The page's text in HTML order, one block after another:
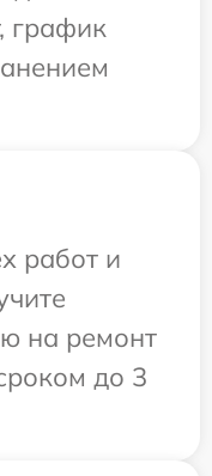
график
работ и
на ремонт
до 3